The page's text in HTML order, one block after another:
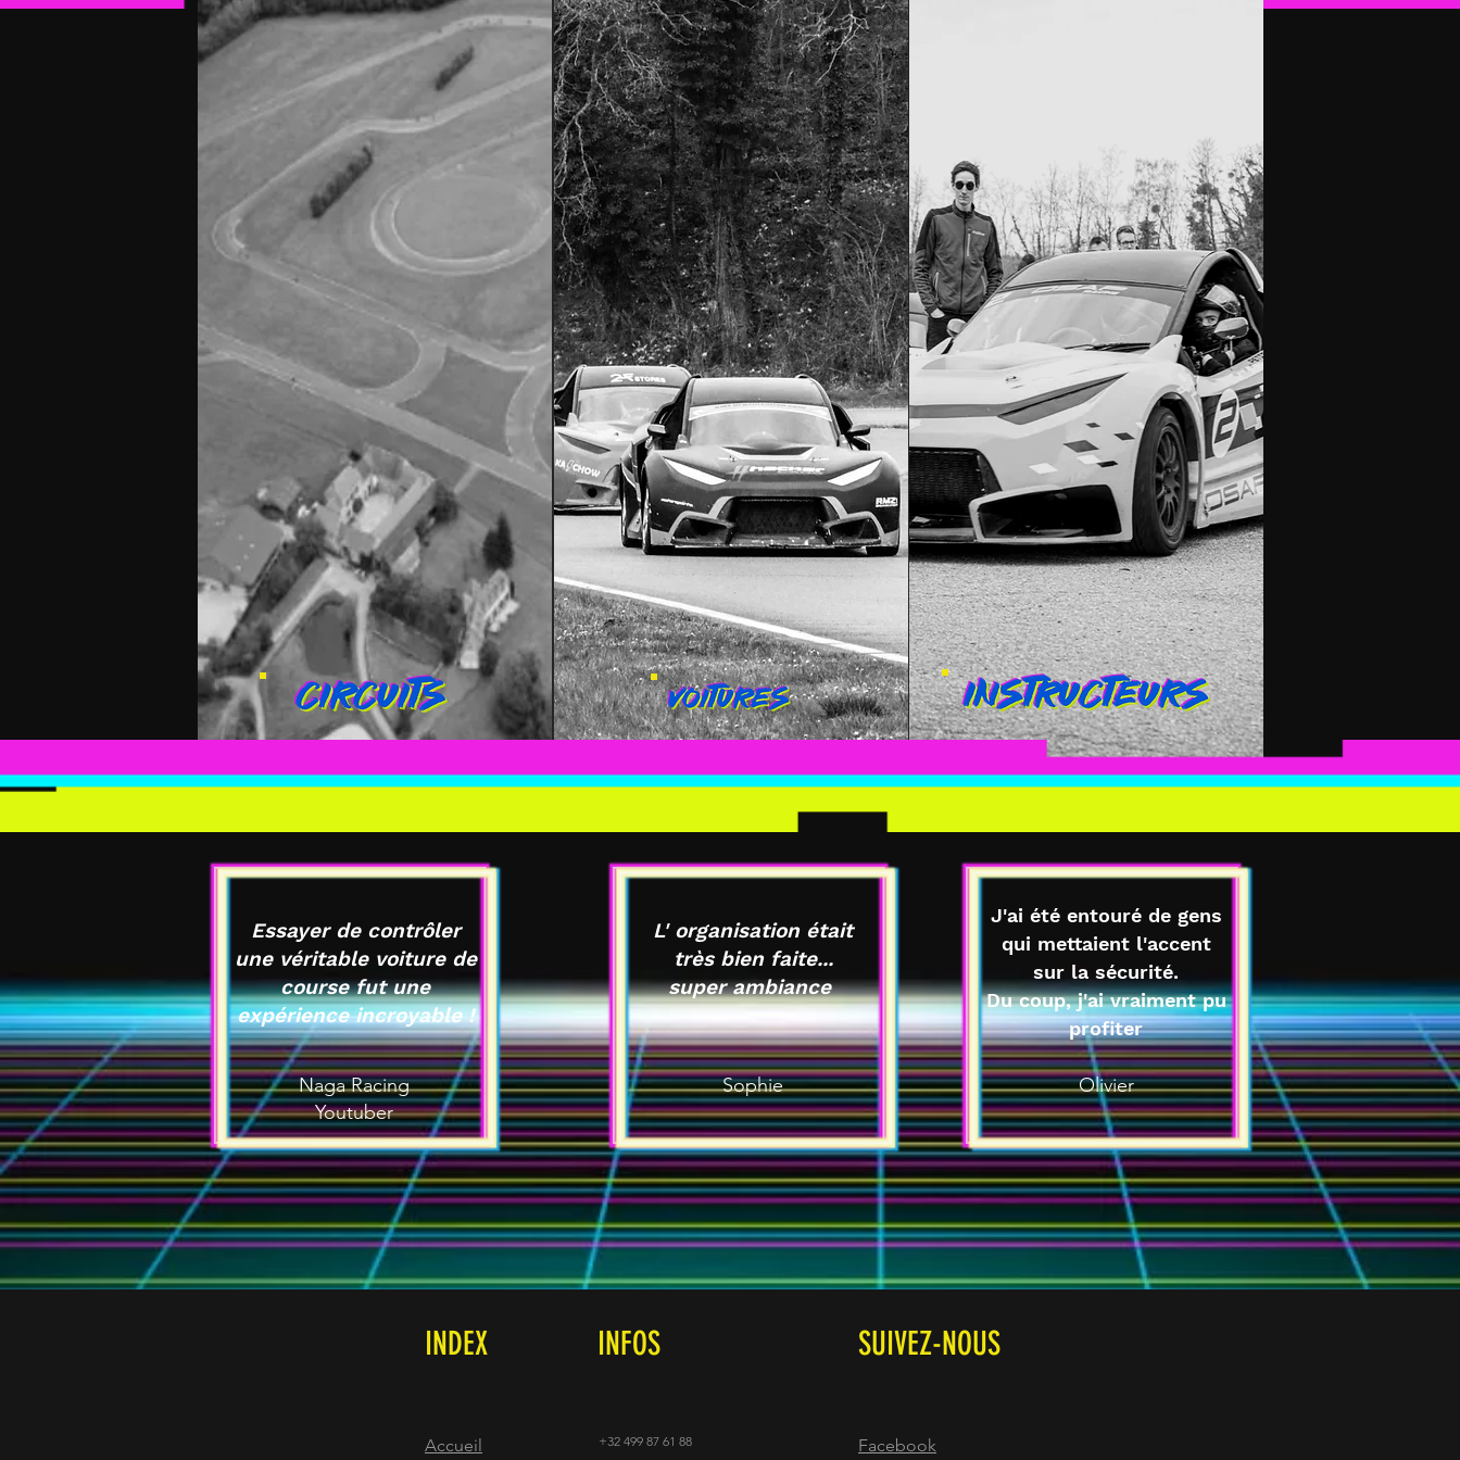
Essayer de contrôler
une véritable voiture de
course fut une
expérience incroyable !
Naga Racing
Youtuber
L' organisation était
très bien faite...
super ambiance
Sophie
J'ai été entouré de gens
qui mettaient l'accent
sur la sécurité.
Du coup, j'ai vraiment pu
profiter
Olivier
INDEX INFOS SUIVEZ-NOUS
Accueil
+32 499 87 61 88
Facebook